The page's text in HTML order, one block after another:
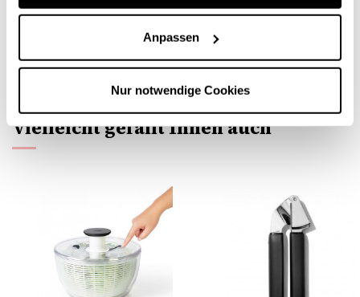
Anpassen
Nur notwendige Cookies
Oxo Snap Lock Manueller Dosenöffner
Verified reviewsof customers who bought this product.
Vielleicht gefällt Ihnen auch